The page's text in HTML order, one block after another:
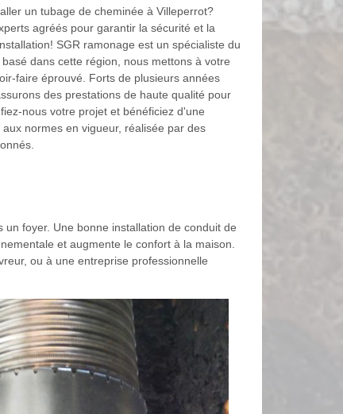
un tubage de cheminée à Villeperrot?
agréés pour garantir la sécurité et la
SGR ramonage est un spécialiste du
dans cette région, nous mettons à votre
faire éprouvé. Forts de plusieurs années
des prestations de haute qualité pour
nous votre projet et bénéficiez d'une
normes en vigueur, réalisée par des
foyer. Une bonne installation de conduit de
et augmente le confort à la maison.
ou à une entreprise professionnelle